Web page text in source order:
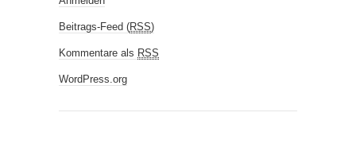
Beitrags-Feed (RSS)
Kommentare als RSS
WordPress.org